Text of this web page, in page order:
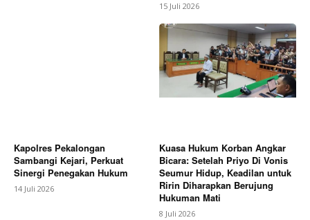
15 Juli 2026
Kapolres Pekalongan
Sambangi Kejari, Perkuat
Sinergi Penegakan Hukum
14 Juli 2026
Kuasa Hukum Korban Angkar
Bicara: Setelah Priyo Di Vonis
Seumur Hidup, Keadilan untuk
Ririn Diharapkan Berujung
Hukuman Mati
8 Juli 2026